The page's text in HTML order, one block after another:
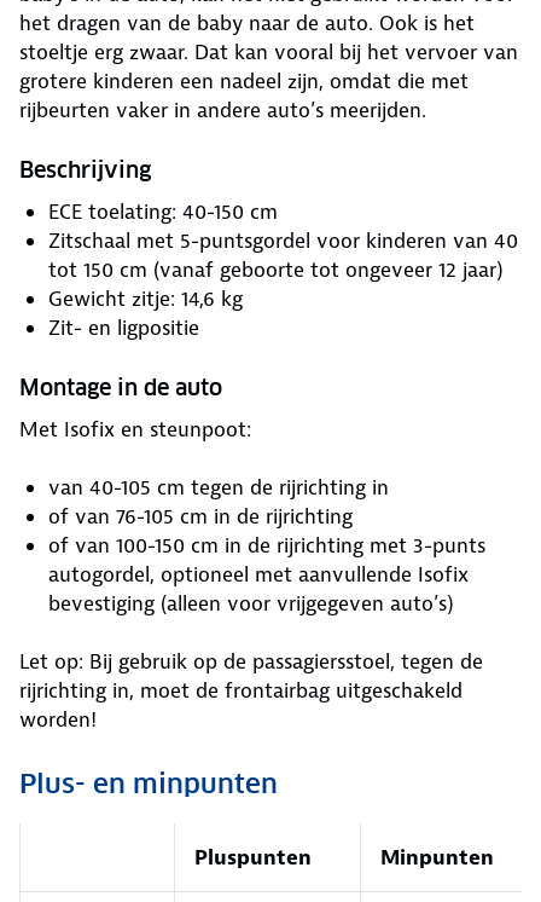
het dragen van de baby naar de auto. Ook is het
stoeltje erg zwaar. Dat kan vooral bij het vervoer van
grotere kinderen een nadeel zijn, omdat die met
rijbeurten vaker in andere auto’s meerijden.
Beschrijving
ECE toelating: 40-150 cm
Zitschaal met 5-puntsgordel voor kinderen van 40
tot 150 cm (vanaf geboorte tot ongeveer 12 jaar)
Gewicht zitje: 14,6 kg
Zit- en ligpositie
Montage in de auto
Met Isofix en steunpoot:
van 40-105 cm tegen de rijrichting in
of van 76-105 cm in de rijrichting
of van 100-150 cm in de rijrichting met 3-punts
autogordel, optioneel met aanvullende Isofix
bevestiging (alleen voor vrijgegeven auto’s)
Let op: Bij gebruik op de passagiersstoel, tegen de
rijrichting in, moet de frontairbag uitgeschakeld
worden!
Plus- en minpunten
Pluspunten Minpunten